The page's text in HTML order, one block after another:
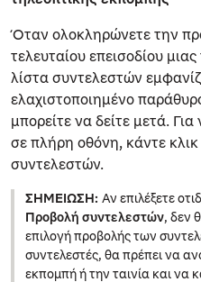
Όταν ολοκληρώνετε την
τελευταίου επεισοδίου
λίστα συντελεστών
ελαχιστοποιημένο
μπορείτε να δείτε μετά.
σε πλήρη οθόνη, κάντε
συντελεστών.
ΣΗΜΕΊΩΣΗ: Αν επιλέξετε
Προβολή συντελεστών, δεν
επιλογή προβολής των
συντελεστές, θα πρέπει να
εκπομπή ή την ταινία και να